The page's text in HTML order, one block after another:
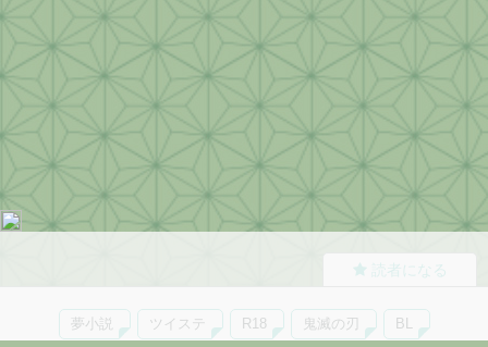
夢小説 ツイステ R18 鬼滅の刃 BL
読者になる